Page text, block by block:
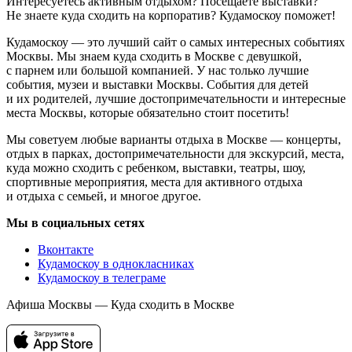
Не знаете куда сходить на корпоратив? Кудамоскоу поможет!
Кудамоскоу — это лучший сайт о самых интересных событиях
Москвы. Мы знаем куда сходить в Москве с девушкой,
с парнем или большой компанией. У нас только лучшие
события, музеи и выставки Москвы. События для детей
и их родителей, лучшие достопримечательности и интересные
места Москвы, которые обязательно стоит посетить!
Мы советуем любые варианты отдыха в Москве — концерты,
отдых в парках, достопримечательности для экскурсий, места,
куда можно сходить с ребенком, выставки, театры, шоу,
спортивные мероприятия, места для активного отдыха
и отдыха с семьей, и многое другое.
Мы в социальных сетях
Вконтакте
Кудамоскоу в однокласниках
Кудамоскоу в телеграме
Афиша Москвы — Куда сходить в Москве